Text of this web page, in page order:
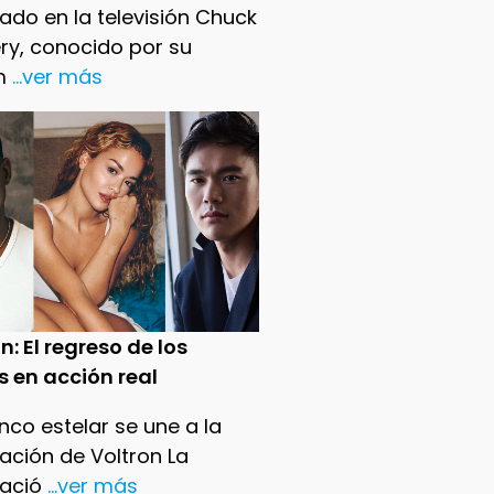
en la televisión Chuck
conocido por su
...ver más
El regreso de los
en acción real
estelar se une a la
de Voltron La
...ver más